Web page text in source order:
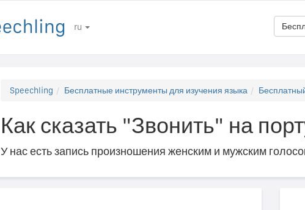
ru
Speechling Бесплатные инструменты для изучения языка
Как сказать "Звонить" на
У нас есть запись произношения женским и мужским